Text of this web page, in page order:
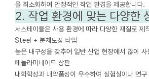
을 최소화하여 안정적인 작업 환경을 제공합니다.
2. 작업 환경에 맞는 다양한
서스테이블은 사용 환경에 따라 다양한 재질로 제
Steel + 분체도장 타입
높은 내구성을 갖추어 일반 산업 현장에서 많이 사
페놀라미네이트 상판
내화학성과 내약품성이 우수하여 실험실이나 연